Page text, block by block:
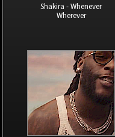
Shakira - Whenever
Wherever